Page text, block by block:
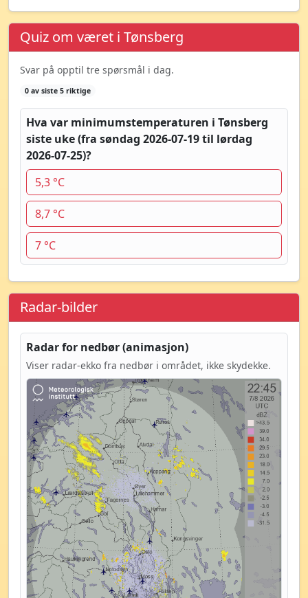
Quiz om været i Tønsberg
Svar på opptil tre spørsmål i dag.
0 av siste 5 riktige
Hva var minimumstemperaturen i Tønsberg
siste uke (fra søndag 2026-07-19 til lørdag
2026-07-25)?
5,3 °C
8,7 °C
7 °C
Radar-bilder
Radar for nedbør (animasjon)
Viser radar-ekko fra nedbør i området, ikke skydekke.